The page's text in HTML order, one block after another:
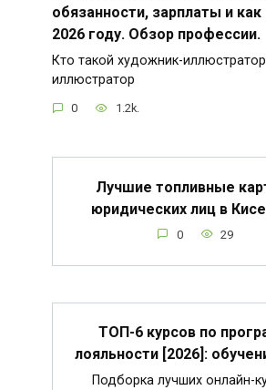
обязанности, зарплаты и как
2026 году. Обзор профессии.
Кто такой художник-
иллюстратор
0 1.2k.
Лучшие топливные
юридических лиц в
0 29
ТОП-6 курсов по
лояльности [2026]:
Подборка лучших онлайн-